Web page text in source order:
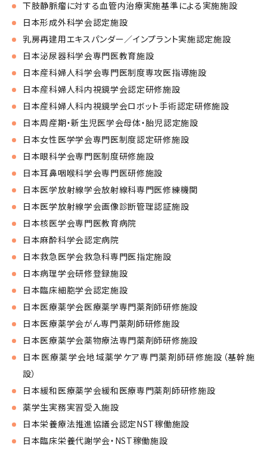
下肢静脈瘤に対する血管内治療実施基準による実施施設
日本形成外科学会認定施設
乳房再建用エキスパンダー／インプラント実施認定施設
日本泌尿器科学会専門医教育施設
日本産科婦人科学会専門医制度専攻医指導施設
日本産科婦人科内視鏡学会認定研修施設
日本産科婦人科内視鏡学会ロボット手術認定研修施設
日本周産期・新生児医学会母体・胎児認定施設
日本女性医学学会専門医制度認定研修施設
日本眼科学会専門医制度研修施設
日本耳鼻咽喉科学会専門医研修施設
日本医学放射線学会放射線科専門医修練機関
日本医学放射線学会画像診断管理認証施設
日本核医学会専門医教育病院
日本麻酔科学会認定病院
日本救急医学会救急科専門医指定施設
日本病理学会研修登録施設
日本臨床細胞学会認定施設
日本医療薬学会医療薬学専門薬剤師研修施設
日本医療薬学会がん専門薬剤師研修施設
日本医療薬学会薬物療法専門薬剤師研修施設
日本医療薬学会地域薬学ケア専門薬剤師研修施設（基幹施
設）
日本緩和医療薬学会緩和医療専門薬剤師研修施設
薬学生実務実習受入施設
日本栄養療法推進協議会認定NST稼働施設
日本臨床栄養代謝学会・NST稼働施設